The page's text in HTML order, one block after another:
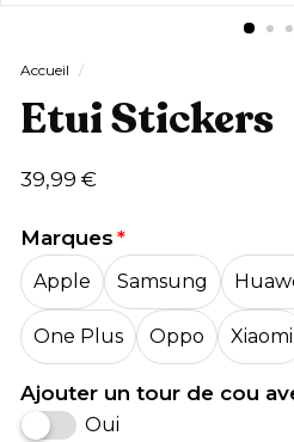
Accueil /
Etui Stickers
Prix
39,99 €39,99
Marques
Apple Samsung
One Plus Oppo Xiaomi
Ajouter un tour de cou
Oui